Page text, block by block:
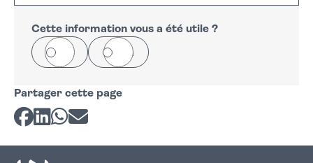
+
−
Cette information vous a été utile ?
Oui Non
Partager cette page
Partager sur Facebook
Partager sur LinkedIn
Partager sur Whatsapp
Partager par courriel